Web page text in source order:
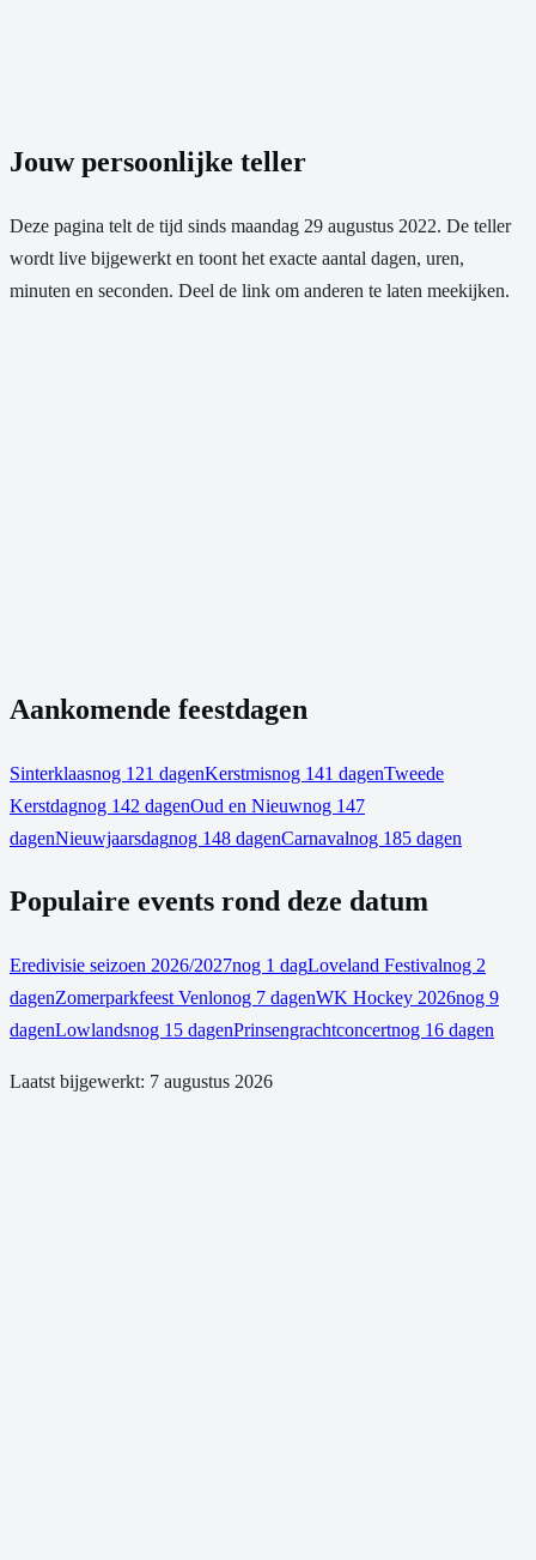
Jouw persoonlijke teller
Deze pagina telt de tijd sinds maandag 29 augustus 2022. De teller
wordt live bijgewerkt en toont het exacte aantal dagen, uren,
minuten en seconden. Deel de link om anderen te laten meekijken.
Aankomende feestdagen
Sinterklaasnog 121 dagenKerstmisnog 141 dagenTweede
Kerstdagnog 142 dagenOud en Nieuwnog 147
dagenNieuwjaarsdagnog 148 dagenCarnavalnog 185 dagen
Populaire events rond deze datum
Eredivisie seizoen 2026/2027nog 1 dagLoveland Festivalnog 2
dagenZomerparkfeest Venlonog 7 dagenWK Hockey 2026nog 9
dagenLowlandsnog 15 dagenPrinsengrachtconcertnog 16 dagen
Laatst bijgewerkt: 7 augustus 2026